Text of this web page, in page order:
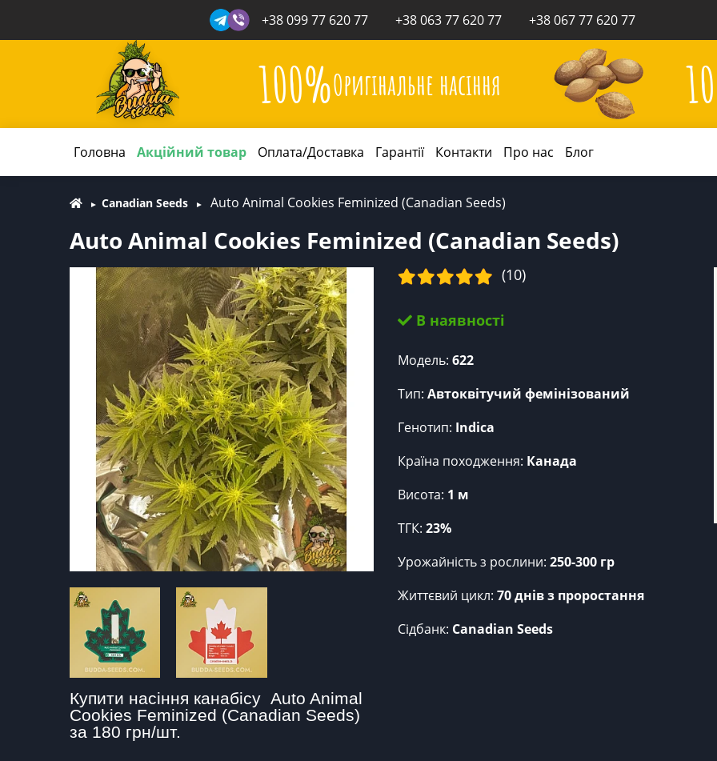
+38 099 77 620 77 +38 063 77 620 77 +38 067 77 620 77
100%Оригінальне насіння
Головна Акційний товар Оплата/Доставка Гарантії Контакти Про нас Блог
Canadian Seeds Auto Animal Cookies Feminized (Canadian Seeds)
Auto Animal Cookies Feminized (Canadian Seeds)
Купити насіння канабісу  Auto Animal
Cookies Feminized (Canadian Seeds)
за 180 грн/шт.
(10)
В наявності
Модель: 622
Тип: Автоквітучий фемінізований
Генотип: Indica
Країна походження: Канада
Висота: 1 м
ТГК: 23%
Урожайність з рослини: 250-300 гр
Життєвий цикл: 70 днів з проростання
Сідбанк: Canadian Seeds